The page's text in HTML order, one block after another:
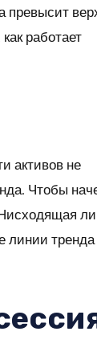
превысит
работает
активов не
Чтобы
линии тренда